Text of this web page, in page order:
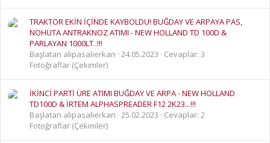
TRAKTÖR EKİN İÇİNDE KAYBOLDU! BUĞDAY VE ARPAYA PAS,
NOHUTA ANTRAKNOZ ATIMI - NEW HOLLAND TD 100D &
PARLAYAN 1000LT..!!!
Başlatan alipasalierkan 24.05.2023
Cevaplar: 3
Fotoğraflar (Çekimler)
İKİNCİ PARTİ ÜRE ATIMI BUĞDAY VE ARPA - NEW HOLLAND
TD100D & İRTEM ALPHASPREADER F12 2K23...!!!
Başlatan alipasalierkan 25.02.2023
Cevaplar: 2
Fotoğraflar (Çekimler)